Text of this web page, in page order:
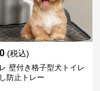
(税込)
壁付き格子型犬トイレ
防止トレー